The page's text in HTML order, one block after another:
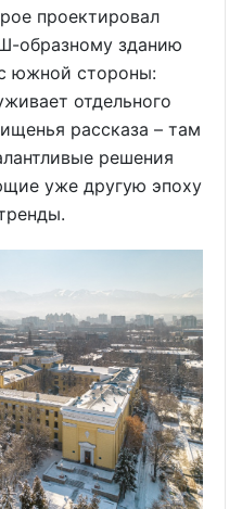
проектировал
образному зданию
южной стороны:
отдельного
рассказа – там
решения
уже другую эпоху